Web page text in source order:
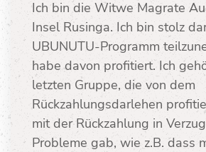
Ich bin die Witwe Magrate
Insel Rusinga. Ich bin stolz
UBUNUTU-Programm
habe davon profitiert. Ich
letzten Gruppe, die von dem
Rückzahlungsdarlehen
mit der Rückzahlung in
Probleme gab, wie z.B. dass